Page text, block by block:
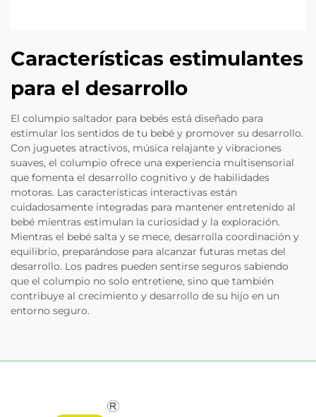
Características estimulantes
para el desarrollo
El columpio saltador para bebés está diseñado para
estimular los sentidos de tu bebé y promover su desarrollo.
Con juguetes atractivos, música relajante y vibraciones
suaves, el columpio ofrece una experiencia multisensorial
que fomenta el desarrollo cognitivo y de habilidades
motoras. Las características interactivas están
cuidadosamente integradas para mantener entretenido al
bebé mientras estimulan la curiosidad y la exploración.
Mientras el bebé salta y se mece, desarrolla coordinación y
equilibrio, preparándose para alcanzar futuras metas del
desarrollo. Los padres pueden sentirse seguros sabiendo
que el columpio no solo entretiene, sino que también
contribuye al crecimiento y desarrollo de su hijo en un
entorno seguro.